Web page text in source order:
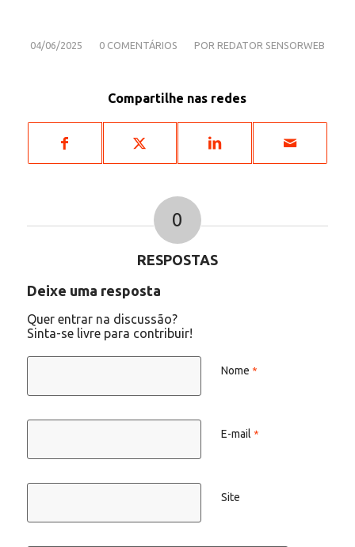
04/06/2025
/ 0 COMENTÁRIOS
/ POR REDATOR SENSORWEB
Compartilhe nas redes
0
RESPOSTAS
Deixe uma resposta
Quer entrar na discussão?
Sinta-se livre para contribuir!
Nome *
E-mail *
Site